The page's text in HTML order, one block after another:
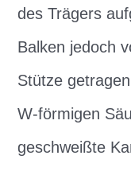
des Trägers
Balken jedoch
Stütze
W-förmigen
geschweißte